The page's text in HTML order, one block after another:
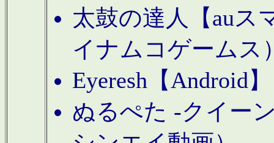
太鼓の達人【auス
イナムコゲームス
Eyeresh【Android
ぬるぺた -クイー